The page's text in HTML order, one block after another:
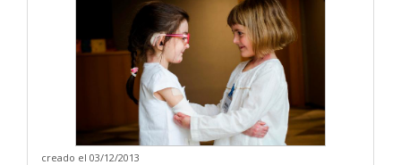
creado el 03/12/2013